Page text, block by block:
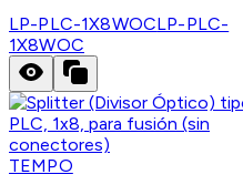
LP-PLC-1X8WOCLP-PLC-
1X8WOC
TEMPO